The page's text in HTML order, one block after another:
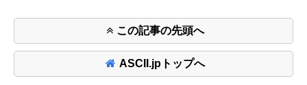
この記事の先頭へ
ASCII.jpトップへ